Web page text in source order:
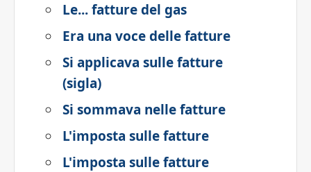
Le... fatture del gas
Era una voce delle fatture
Si applicava sulle fatture
(sigla)
Si sommava nelle fatture
L'imposta sulle fatture
L'imposta sulle fatture